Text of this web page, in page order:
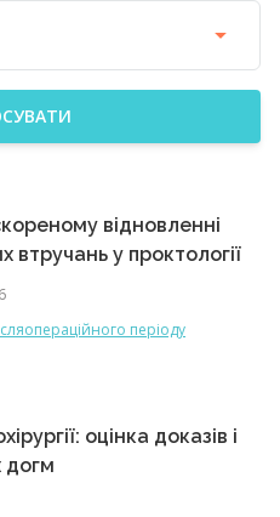
відновленні
втручань у проктології
періоду
оцінка доказів і
догм